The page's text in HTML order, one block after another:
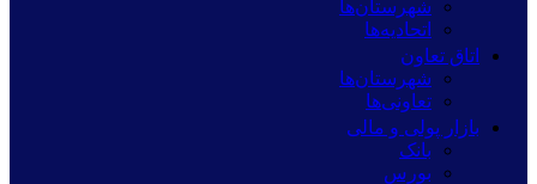
شهرستان‌ها
اتحادیه‌ها
اتاق تعاون
شهرستان‌ها
تعاونی‌ها
بازار پولی و مالی
بانک
بورس